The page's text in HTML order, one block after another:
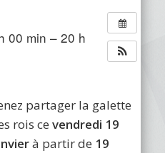
00 min – 20 h
partager la galette
rois ce vendredi 19
à partir de 19